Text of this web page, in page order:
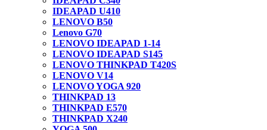
IDEAPAD U410
LENOVO B50
Lenovo G70
LENOVO IDEAPAD 1-14
LENOVO IDEAPAD S145
LENOVO THINKPAD T420S
LENOVO V14
LENOVO YOGA 920
THINKPAD 13
THINKPAD E570
THINKPAD X240